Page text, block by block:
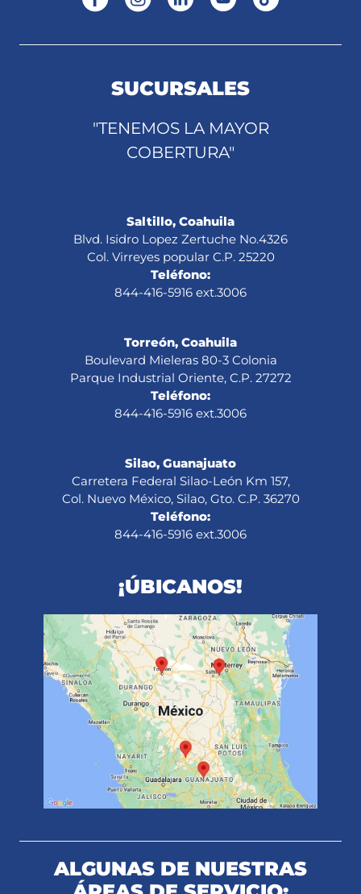
SUCURSALES
"TENEMOS LA MAYOR
COBERTURA"
Saltillo, Coahuila
Blvd. Isidro Lopez Zertuche No.4326
Col. Virreyes popular C.P. 25220
Teléfono:
844-416-5916 ext.3006
Torreón, Coahuila
Boulevard Mieleras 80-3 Colonia
Parque Industrial Oriente, C.P. 27272
Teléfono:
844-416-5916 ext.3006
Silao, Guanajuato
Carretera Federal Silao-León Km 157,
Col. Nuevo México, Silao, Gto. C.P. 36270
Teléfono:
844-416-5916 ext.3006
¡ÚBICANOS!
ALGUNAS DE NUESTRAS